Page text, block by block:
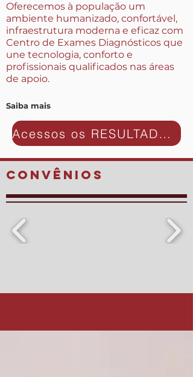
Oferecemos à população um
ambiente humanizado, confortável,
infraestrutura moderna e eficaz com
Centro de Exames Diagnósticos que
une tecnologia, conforto e
profissionais qualificados nas áreas
de apoio.
Saiba mais
Acessos os RESULTADOS DOS EXAMES
convênios